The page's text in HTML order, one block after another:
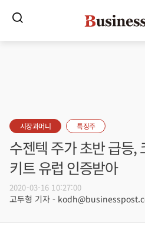
시장과머니 특징주
수젠텍 주가 초반 급등,
키트 유럽 인증받아
2020-03-16 10:27:00
고두형 기자 -